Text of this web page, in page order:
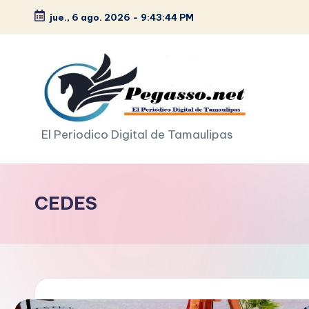
Saltar
contenido
jue., 6 ago. 2026 - 9:43:45 PM
p
e
g
s
o
El Periodico Digital de Tamaulipas
CEDES